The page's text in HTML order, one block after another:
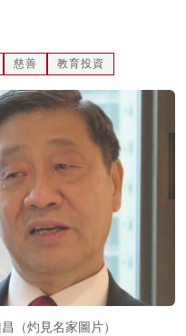
慈善 教育投資
（灼見名家圖片）